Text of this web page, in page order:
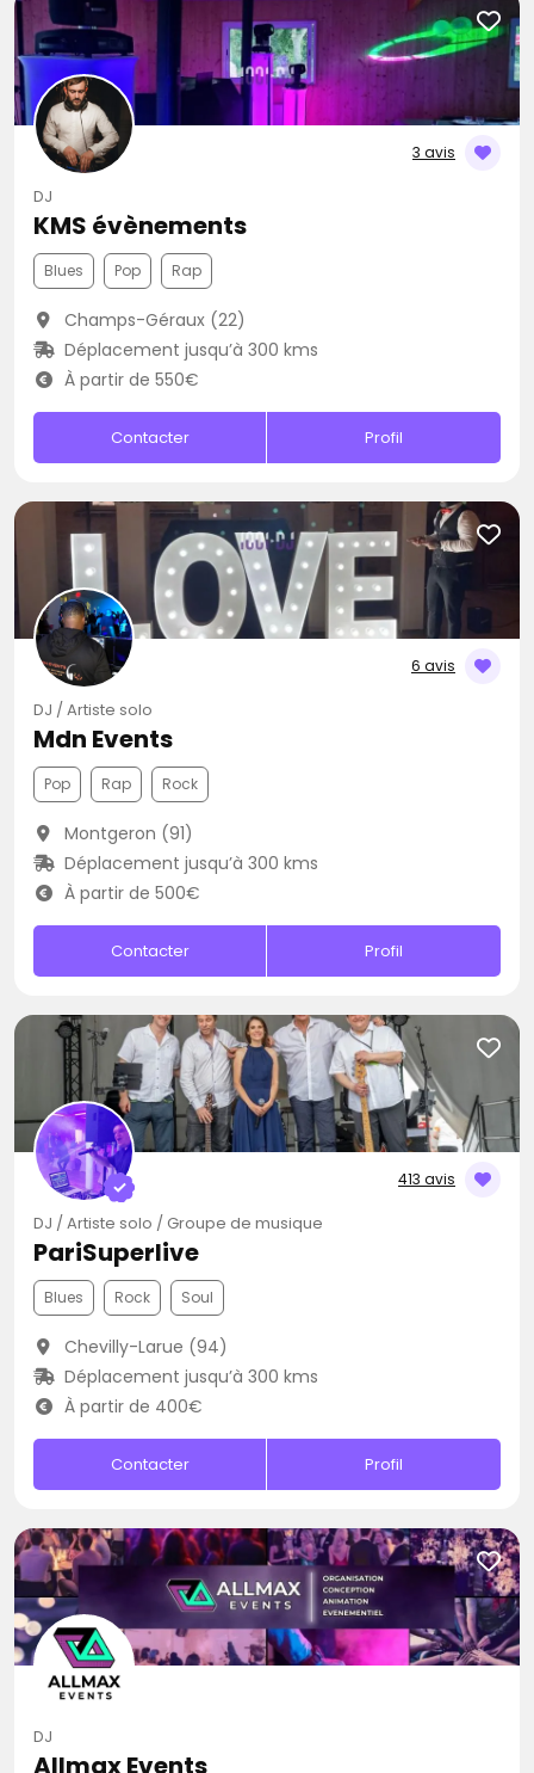
3 avis
DJ
KMS évènements
Blues Pop Rap
Champs-Géraux (22)
Déplacement jusqu’à 300 kms
À partir de 550€
Contacter Profil
6 avis
DJ / Artiste solo
Mdn Events
Pop Rap Rock
Montgeron (91)
Déplacement jusqu’à 300 kms
À partir de 500€
Contacter Profil
413 avis
DJ / Artiste solo / Groupe de musique
PariSuperlive
Blues Rock Soul
Chevilly-Larue (94)
Déplacement jusqu’à 300 kms
À partir de 400€
Contacter Profil
DJ
Allmax Events